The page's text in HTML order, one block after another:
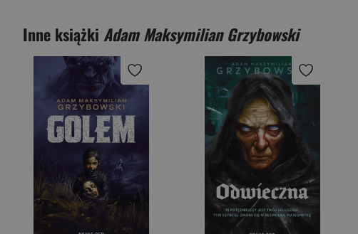
Inne książki Adam Maksymilian Grzybowski